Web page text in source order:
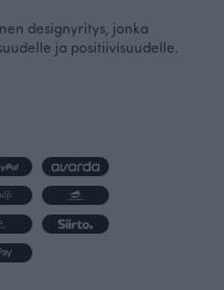
designyritys, jonka
ja positiivisuudelle.